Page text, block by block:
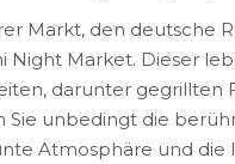
Markt, den deutsche
Night Market. Dieser
darunter gegrillten
Sie unbedingt die
Atmosphäre und die